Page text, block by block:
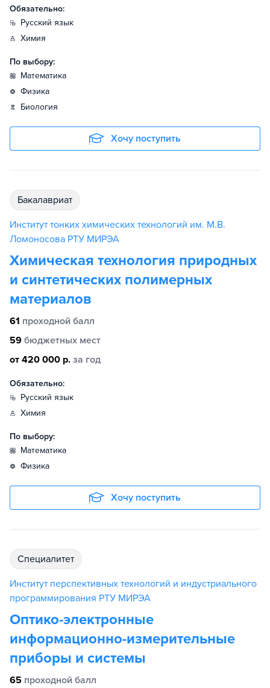
Обязательно:
русский язык
химия
По выбору:
математика
физика
биология
Хочу поступить
бакалавриат
Институт тонких химических технологий им. М.В.
Ломоносова РТУ МИРЭА
Химическая технология природных
и синтетических полимерных
материалов
61 проходной балл
59 бюджетных мест
от 420 000 р. за год
Обязательно:
русский язык
химия
По выбору:
математика
физика
Хочу поступить
специалитет
Институт перспективных технологий и индустриального
программирования РТУ МИРЭА
Оптико-электронные
информационно-измерительные
приборы и системы
65 проходной балл